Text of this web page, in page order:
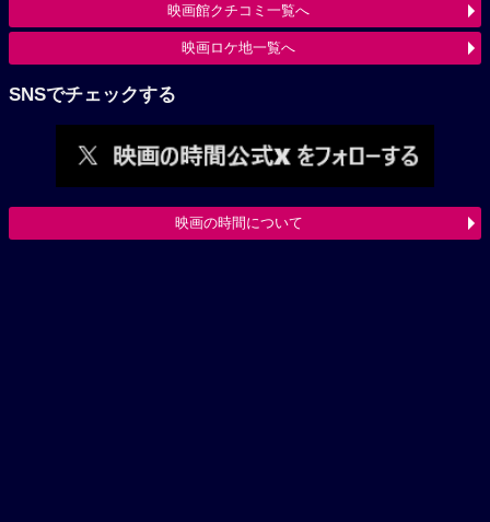
映画館クチコミ一覧へ
映画ロケ地一覧へ
SNSでチェックする
映画の時間について